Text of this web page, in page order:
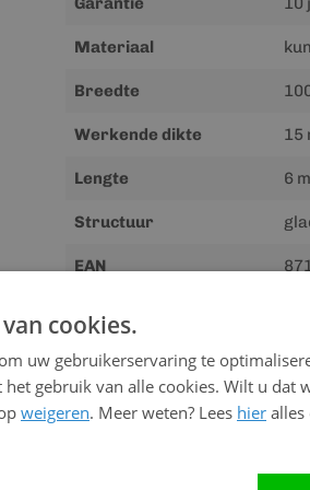
Materiaal
Breedte
Werkende dikte 15
Lengte 6
Structuur
EAN
Gewicht
Advies nodig?
cookies.
uw gebruikerservaring te
gebruik van alle cookies. Wilt u dat
weigeren. Meer weten? Lees hier alles